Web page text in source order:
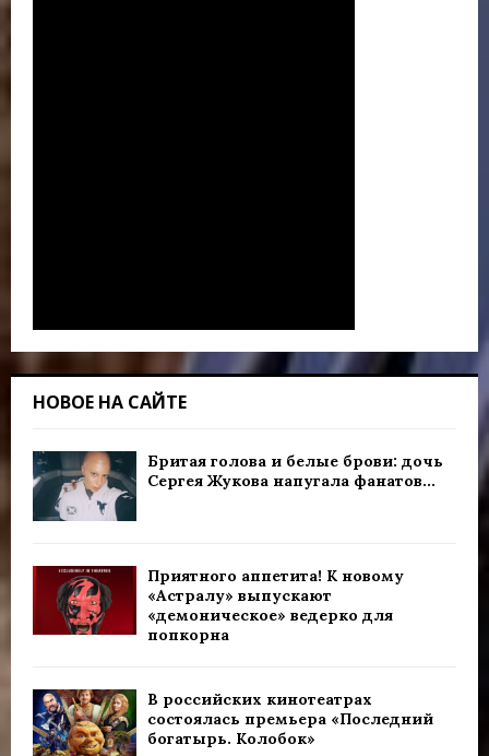
НОВОЕ НА САЙТЕ
Бритая голова и белые брови: дочь
Сергея Жукова напугала фанатов...
Приятного аппетита! К новому
«Астралу» выпускают
«демоническое» ведерко для
попкорна
В российских кинотеатрах
состоялась премьера «Последний
богатырь. Колобок»